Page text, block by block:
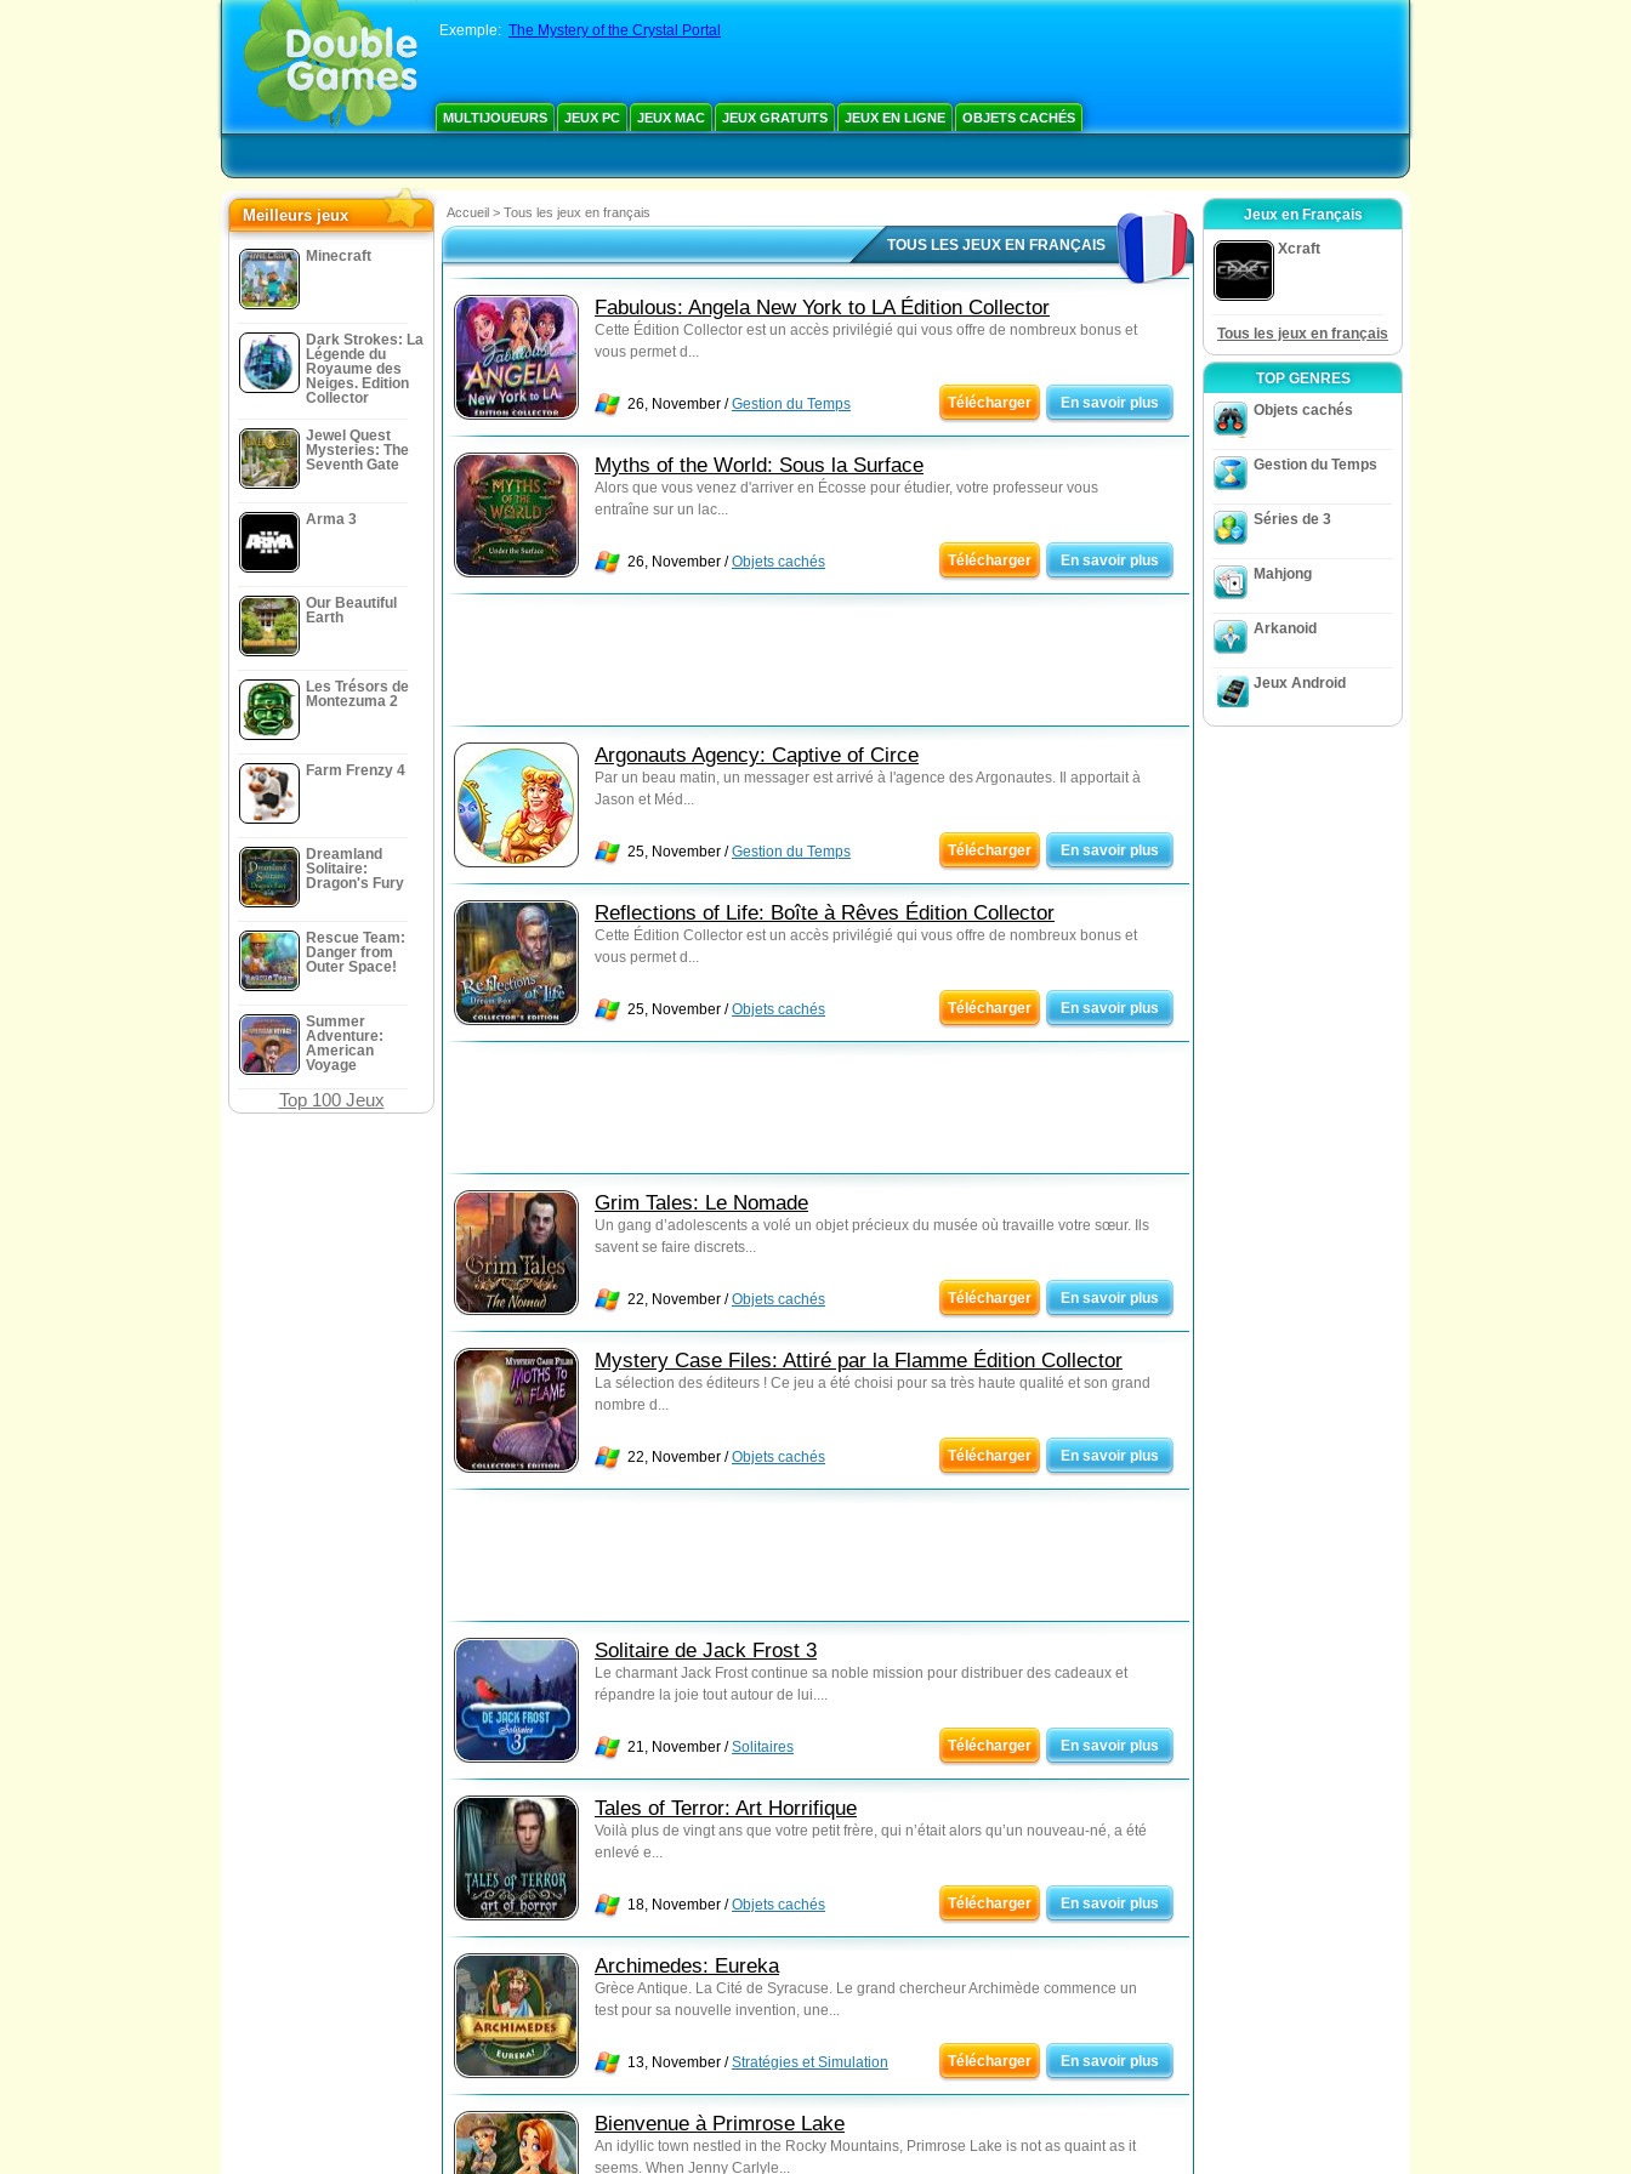
Exemple: The Mystery of the Crystal Portal
MULTIJOUEURS JEUX PC JEUX MAC JEUX GRATUITS JEUX EN LIGNE OBJETS CACHÉS
Meilleurs jeux
Minecraft
Dark Strokes: La
Légende du
Royaume des
Neiges. Edition
Collector
Jewel Quest
Mysteries: The
Seventh Gate
Arma 3
Our Beautiful
Earth
Les Trésors de
Montezuma 2
Farm Frenzy 4
Dreamland
Solitaire:
Dragon's Fury
Rescue Team:
Danger from
Outer Space!
Summer
Adventure:
American
Voyage
Top 100 Jeux
Accueil > Tous les jeux en français
TOUS LES JEUX EN FRANÇAIS
Fabulous: Angela New York to LA Édition Collector
Cette Édition Collector est un accès privilégié qui vous offre de nombreux bonus et
vous permet d...
26, November /Gestion du Temps Télécharger En savoir plus
Myths of the World: Sous la Surface
Alors que vous venez d'arriver en Écosse pour étudier, votre professeur vous
entraîne sur un lac...
26, November /Objets cachés Télécharger En savoir plus
Argonauts Agency: Captive of Circe
Par un beau matin, un messager est arrivé à l'agence des Argonautes. Il apportait à
Jason et Méd...
25, November /Gestion du Temps Télécharger En savoir plus
Reflections of Life: Boîte à Rêves Édition Collector
Cette Édition Collector est un accès privilégié qui vous offre de nombreux bonus et
vous permet d...
25, November /Objets cachés Télécharger En savoir plus
Grim Tales: Le Nomade
Un gang d’adolescents a volé un objet précieux du musée où travaille votre sœur. Ils
savent se faire discrets...
22, November /Objets cachés Télécharger En savoir plus
Mystery Case Files: Attiré par la Flamme Édition Collector
La sélection des éditeurs ! Ce jeu a été choisi pour sa très haute qualité et son grand
nombre d...
22, November /Objets cachés Télécharger En savoir plus
Solitaire de Jack Frost 3
Le charmant Jack Frost continue sa noble mission pour distribuer des cadeaux et
répandre la joie tout autour de lui....
21, November /Solitaires Télécharger En savoir plus
Tales of Terror: Art Horrifique
Voilà plus de vingt ans que votre petit frère, qui n’était alors qu’un nouveau-né, a été
enlevé e...
18, November /Objets cachés Télécharger En savoir plus
Archimedes: Eureka
Grèce Antique. La Cité de Syracuse. Le grand chercheur Archimède commence un
test pour sa nouvelle invention, une...
13, November /Stratégies et Simulation Télécharger En savoir plus
Bienvenue à Primrose Lake
An idyllic town nestled in the Rocky Mountains, Primrose Lake is not as quaint as it
seems. When Jenny Carlyle...
Jeux en Français
Xcraft
Tous les jeux en français
TOP GENRES
Objets cachés
Gestion du Temps
Séries de 3
Mahjong
Arkanoid
Jeux Android